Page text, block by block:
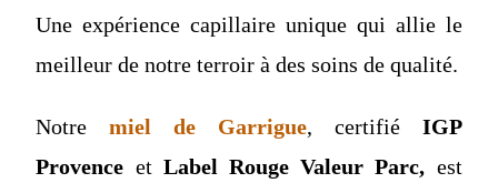
Une expérience capillaire unique qui allie le
meilleur de notre terroir à des soins de qualité.
Notremiel de Garrigue, certifié IGP
Provence et Label Rouge Valeur Parc, est